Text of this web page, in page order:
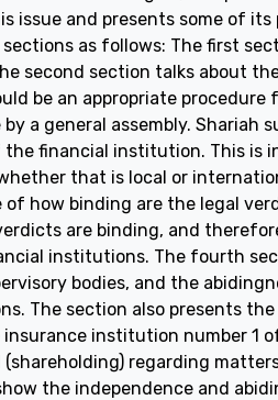
issue and presents some of its
as follows: The first
second section talks about
be an appropriate procedure
a general assembly. Shariah
financial institution. This is
that is local or
how binding are the legal
are binding, and
institutions. The fourth
bodies, and the
The section also presents
institution number 1
regarding
the independence and